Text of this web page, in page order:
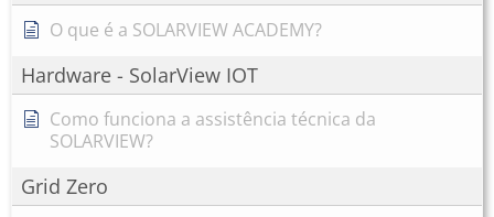
O que é a SOLARVIEW ACADEMY?
Hardware - SolarView IOT
Como funciona a assistência técnica da
SOLARVIEW?
Grid Zero